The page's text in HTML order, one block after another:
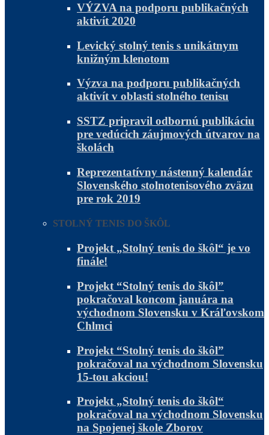
VÝZVA na podporu publikačných
aktivít 2020
Levický stolný tenis s unikátnym
knižným klenotom
Výzva na podporu publikačných
aktivít v oblasti stolného tenisu
SSTZ pripravil odbornú publikáciu
pre vedúcich záujmových útvarov na
školách
Reprezentatívny nástenný kalendár
Slovenského stolnotenisového zväzu
pre rok 2019
STOLNÝ TENIS DO ŠKÔL
Projekt „Stolný tenis do škôl“ je vo
finále!
Projekt “Stolný tenis do škôl”
pokračoval koncom januára na
východnom Slovensku v Kráľovskom
Chlmci
Projekt “Stolný tenis do škôl”
pokračoval na východnom Slovensku
15-tou akciou!
Projekt „Stolný tenis do škôl“
pokračoval na východnom Slovensku
na Spojenej škole Zborov